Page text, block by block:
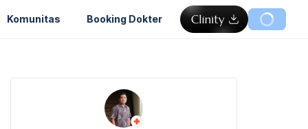
Komunitas Booking Dokter